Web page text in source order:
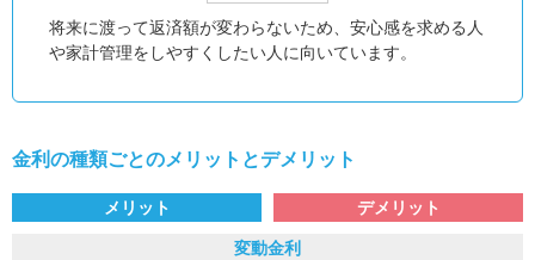
将来に渡って返済額が変わらないため、安心感を求める人
や家計管理をしやすくしたい人に向いています。
金利の種類ごとのメリットとデメリット
メリット デメリット
変動金利